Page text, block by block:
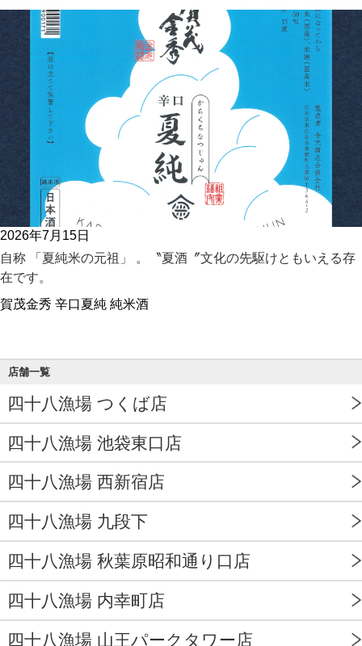
2026年7月15日
自称 「夏純米の元祖」 。〝夏酒〞文化の先駆けともいえる存
在です。
賀茂金秀 辛口夏純 純米酒
店舗一覧
四十八漁場 つくば店
四十八漁場 池袋東口店
四十八漁場 西新宿店
四十八漁場 九段下
四十八漁場 秋葉原昭和通り口店
四十八漁場 内幸町店
四十八漁場 山王パークタワー店